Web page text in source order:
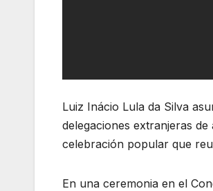
Luiz Inácio Lula da Silva
delegaciones extranjeras
celebración popular que
En una ceremonia en el